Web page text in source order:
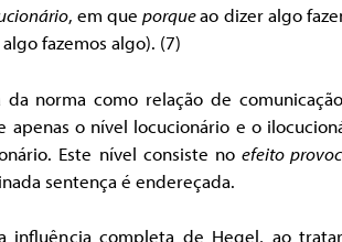
, em queporqueao dizer algo
algo fazemos algo). (7)
norma como relação de
apenas o nível locucionário e o
Este nível consiste no efeito
sentença é endereçada.
influência completa de Hegel, ao